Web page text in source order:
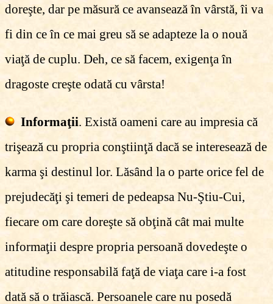
doreşte, dar pe măsură ce avansează în vârstă, îi va
fi din ce în ce mai greu să se adapteze la o nouă
viaţă de cuplu. Deh, ce să facem, exigenţa în
dragoste creşte odată cu vârsta!
Informaţii . Există oameni care au impresia că
trişează cu propria conştiinţă dacă se interesează de
karma şi destinul lor. Lăsând la o parte orice fel de
prejudecăţi şi temeri de pedeapsa Nu-Ştiu-Cui,
fiecare om care doreşte să obţină cât mai multe
informaţii despre propria persoană dovedeşte o
atitudine responsabilă faţă de viaţa care i-a fost
dată să o trăiască. Persoanele care nu posedă